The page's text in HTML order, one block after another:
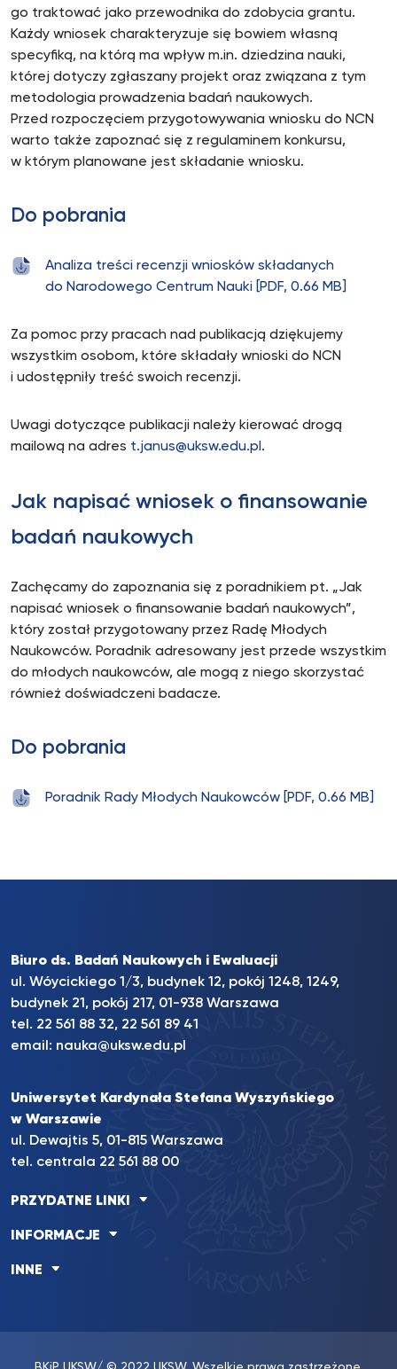
go traktować jako przewodnika do zdobycia grantu.
Każdy wniosek charakteryzuje się bowiem własną
specyfiką, na którą ma wpływ m.in. dziedzina nauki,
której dotyczy zgłaszany projekt oraz związana z tym
metodologia prowadzenia badań naukowych.
Przed rozpoczęciem przygotowywania wniosku do NCN
warto także zapoznać się z regulaminem konkursu,
w którym planowane jest składanie wniosku.
Do pobrania
Analiza treści recenzji wniosków składanych
do Narodowego Centrum Nauki [PDF, 0.66 MB]
Za pomoc przy pracach nad publikacją dziękujemy
wszystkim osobom, które składały wnioski do NCN
i udostępniły treść swoich recenzji.
Uwagi dotyczące publikacji należy kierować drogą
mailową na adres t.janus@uksw.edu.pl .
Jak napisać wniosek o finansowanie
badań naukowych
Zachęcamy do zapoznania się z poradnikiem pt. „Jak
napisać wniosek o finansowanie badań naukowych”,
który został przygotowany przez Radę Młodych
Naukowców. Poradnik adresowany jest przede wszystkim
do młodych naukowców, ale mogą z niego skorzystać
również doświadczeni badacze.
Do pobrania
Poradnik Rady Młodych Naukowców [PDF, 0.66 MB]
Biuro ds. Badań Naukowych i Ewaluacji
ul. Wóycickiego 1/3, budynek 12, pokój 1248, 1249,
budynek 21, pokój 217, 01-938 Warszawa
tel. 22 561 88 32, 22 561 89 41
email: nauka@uksw.edu.pl
Uniwersytet Kardynała Stefana Wyszyńskiego
w Warszawie
ul. Dewajtis 5, 01-815 Warszawa
tel. centrala 22 561 88 00
PRZYDATNE LINKI
INFORMACJE
INNE